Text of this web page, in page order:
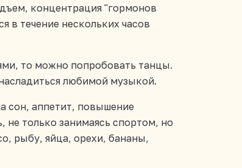
концентрация "гормонов
в течение нескольких часов
то можно попробовать танцы.
любимой музыкой.
сон, аппетит, повышение
не только занимаясь спортом, но
рыбу, яйца, орехи, бананы,